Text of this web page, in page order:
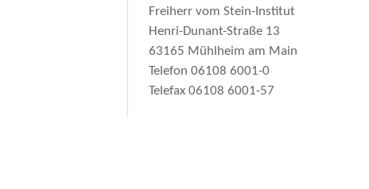
Freiherr vom Stein-Institut
Henri-Dunant-Straße 13
63165 Mühlheim am Main
Telefon 06108 6001-0
Telefax 06108 6001-57